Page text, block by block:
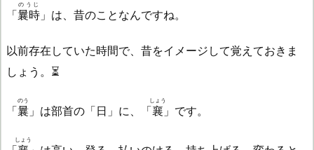
「曩時
のうじ
」は、昔のことなんですね。
以前存在していた時間で、昔をイメージして覚えておきま
しょう。⏳
「曩
のう
」は部首の「日」に、「襄
しょう
」です。
しょう